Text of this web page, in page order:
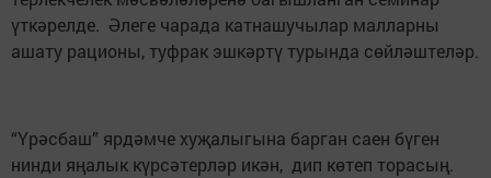
үткәрелде. Әлеге чарада катнашучылар малларны
ашату рационы, туфрак эшкәртү турында сөйләштеләр.
“Үрәсбаш” ярдәмче хуҗалыгына барган саен бүген
нинди яңалык күрсәтерләр икән, дип көтеп торасың.